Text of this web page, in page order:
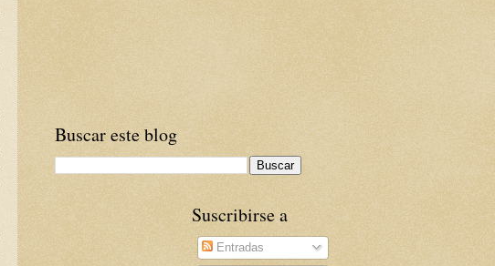
Buscar este blog
Suscribirse a
Entradas